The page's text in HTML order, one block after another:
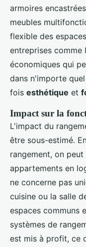
armoires
meubles
flexible des
entreprises comme
économiques qui
dans n'importe
fois esthétique et
Impact sur la
L'impact du
être sous-estimé.
rangement, on
appartements en
ne concerne pas
cuisine ou la salle
espaces communs
systèmes de
est mis à profit, ce